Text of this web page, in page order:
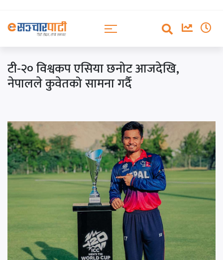
टी-२० विश्वकप एसिया छनोट आजदेखि,
नेपालले कुवेतको सामना गर्दै